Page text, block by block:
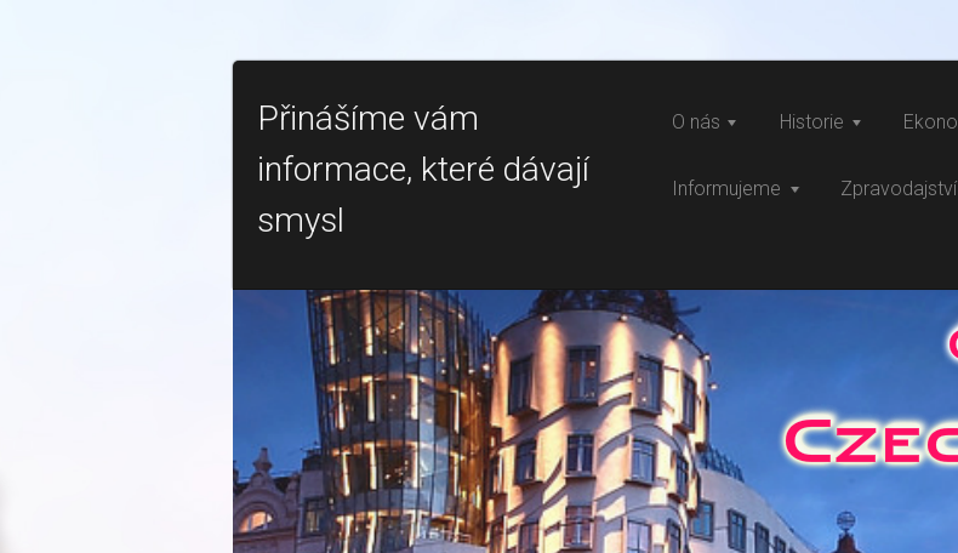
Přinášíme vám
informace, které dávají
smysl
O nás Historie
Informujeme Zpravodajství